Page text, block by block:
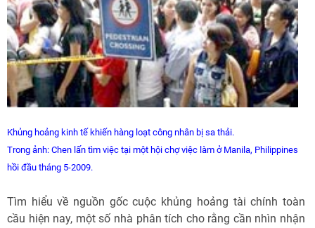
Khủng hoảng kinh tế khiến hàng loạt công nhân bị sa thải.
Trong ảnh: Chen lấn tìm việc tại một hội chợ việc làm ở Manila, Philippines
hồi đầu tháng 5-2009.
Tìm hiểu về nguồn gốc cuộc khủng hoảng tài chính toàn
cầu hiện nay, một số nhà phân tích cho rằng cần nhìn nhận